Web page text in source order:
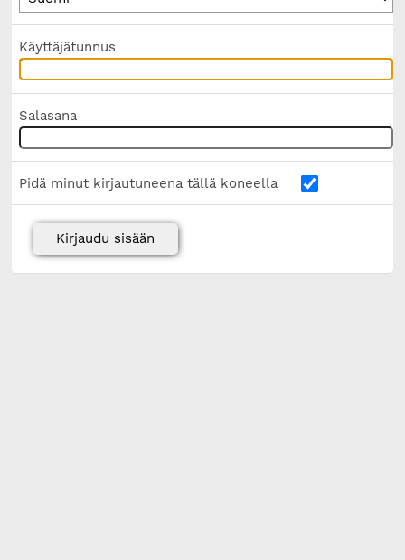
Käyttäjätunnus
Salasana
Pidä minut kirjautuneena tällä koneella